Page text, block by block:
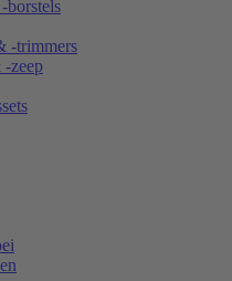
borstels
-trimmers
-zeep